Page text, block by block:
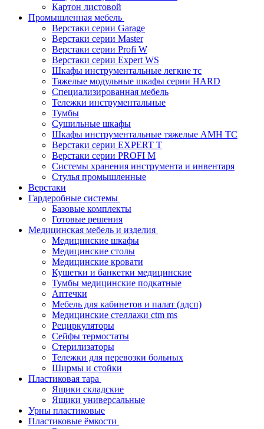
Картон листовой
Промышленная мебель
Верстаки серии Garage
Верстаки серии Master
Верстаки серии Profi W
Верстаки серии Expert WS
Шкафы инструментальные легкие тс
Тяжелые модульные шкафы серии HARD
Cпециализированная мебель
Тележки инструментальные
Тумбы
Cушильные шкафы
Шкафы инструментальные тяжелые AMH TC
Верстаки серии EXPERT T
Верстаки серии PROFI M
Системы хранения инструмента и инвентаря
Стулья промышленные
Верстаки
Гардеробные системы
Базовые комплекты
Готовые решения
Медицинская мебель и изделия
Медицинские шкафы
Медицинские столы
Медицинские кровати
Кушетки и банкетки медицинские
Тумбы медицинские подкатные
Аптечки
Мебель для кабинетов и палат (лдсп)
Медицинские стеллажи ctm ms
Рециркуляторы
Сейфы термостаты
Стерилизаторы
Тележки для перевозки больных
Ширмы и стойки
Пластиковая тара
Ящики складские
Ящики универсальные
Урны пластиковые
Пластиковые ёмкости